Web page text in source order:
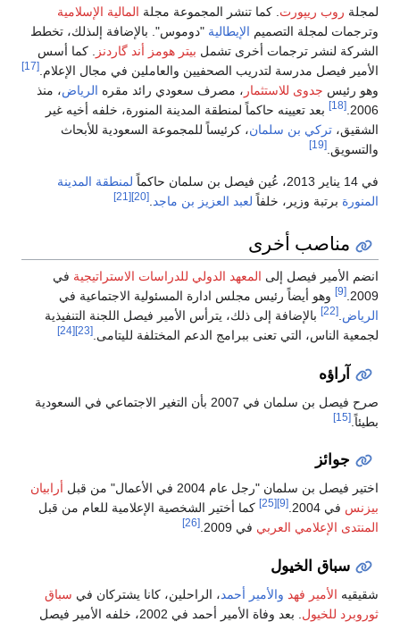
ريپورت . كما تنشر المجموعة مجلةالمالية الإسلامية
التصميمالإيطالية"دوموس". بالإضافة إلىذلك، تخطط
ترجمات أخرى تشمل بيتر هومز أند گاردنز. كما أسس
مدرسة لتدريب الصحفيين والعاملين في مجال الإعلام.
جدوى للاستثمار، مصرف سعودي رائد مقرهالرياض ، منذ
بعد تعيينه حاكماً لمنطقة المدينة المنورة، خلفه أخيه غير
تركي بن سلمان، كرئيساً للمجموعة السعودية للأبحاث
لمنطقة المدينة
وزير، خلفاًلعبد العزيز بن ماجد.
أخرى
فيصل إلىالمعهد الدولي للدراسات الاستراتيجيةفي
أيضاً رئيس مجلس ادارة المسئولية الاجتماعية في
بالإضافة إلى ذلك، يترأس الأمير فيصل اللجنة التنفيذية
التي تعنى ببرامج الدعم المختلفة لليتامى.[23]
صرح فيصل بن سلمان في 2007 بأن التغير الاجتماعي في السعودية
"رجل عام 2004 في الأعمال" من قبل
أرابيان
كما أختير الشخصية الإعلامية للعام من قبل
العربيفي 2009.
الخيول
فهد والأمير أحمد ، الراحلين، كانا يشتركان في سباق
. بعد وفاة الأمير أحمد في 2002، خلفه الأمير فيصل